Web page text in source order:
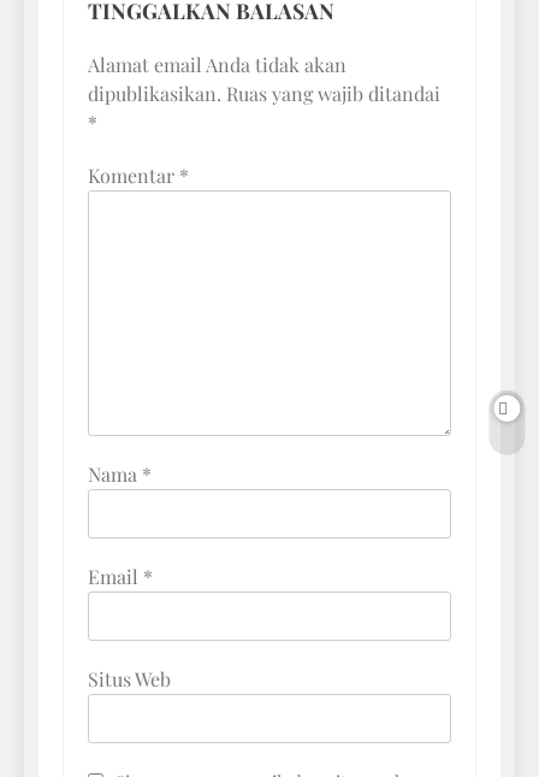
TINGGALKAN BALASAN
Alamat email Anda tidak akan
dipublikasikan. Ruas yang wajib ditandai
*
Komentar *
Nama *
Email *
Situs Web